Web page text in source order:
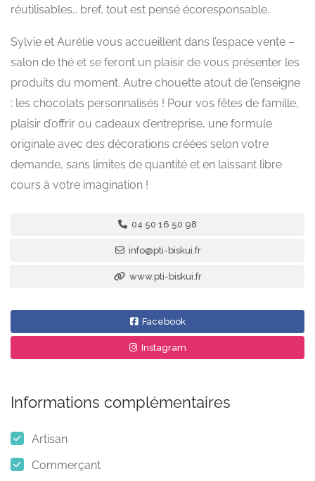
réutilisables… bref, tout est pensé écoresponsable.
Sylvie et Aurélie vous accueillent dans l’espace vente –
salon de thé et se feront un plaisir de vous présenter les
produits du moment. Autre chouette atout de l’enseigne
: les chocolats personnalisés ! Pour vos fêtes de famille,
plaisir d’offrir ou cadeaux d’entreprise, une formule
originale avec des décorations créées selon votre
demande, sans limites de quantité et en laissant libre
cours à votre imagination !
04 50 16 50 98
info@pti-biskui.fr
www.pti-biskui.fr
Facebook
Instagram
Informations complémentaires
Artisan
Commerçant